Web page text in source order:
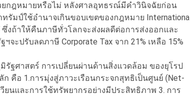
กฎหมายหรือไม่ หลังศาลอุทธรณ์มีคำวินิจฉัยก่อน
มป์ใช้อำนาจเกินขอบเขตของกฎหมาย International
ซึ่งถ้าให้คืนภาษีทั่วโลกจะส่งผลดีต่อการส่งออกและ
ะปรับลดภาษี Corporate Tax จาก 21% เหลือ 15%
รัฐศาสตร์ การเปลี่ยนผ่านด้านสิ่งแวดล้อม ของยุโรป
ก คือ 1.การมุ่งสู่ภาวะเรือนกระจกสุทธิเป็นศูนย์ (Net-
ยนและการใช้ทรัพยากรอย่างมีประสิทธิภาพ 3. การ